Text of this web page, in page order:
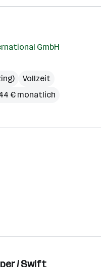
GmbH
Vollzeit
€ monatlich
/ Swift